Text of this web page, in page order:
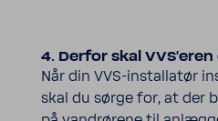
4. Derfor skal
Når din VVS-​installatør
skal du sørge for, at der